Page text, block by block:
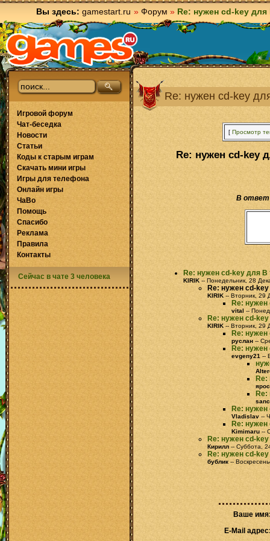
Вы здесь: gamestart.ru » Форум » Re: нужен cd-key
Re: нужен cd-key
[ Просмотр
Re: нужен cd-key
В
Re: нужен cd-key для
KIRIK -- Понедельник, 28
Re: нужен cd-
KIRIK -- Вторник, 29
Re:
vital --
Re: нужен cd-
KIRIK -- Вторник, 29
Re:
руслан --
Re:
evgeny21 --
Re:
Vladislav --
Re:
Kimimaru --
Re: нужен cd-
Кирилл -- Суббота,
Re: нужен cd-
бублик --
Ваше
E-Mail
Игровой форум
Чат-беседка
Новости
Статьи
Коды к старым играм
Скачать мини игры
Игры для телефона
Онлайн игры
ЧаВо
Помощь
Спасибо
Реклама
Правила
Контакты
Сейчас в чате 3 человека